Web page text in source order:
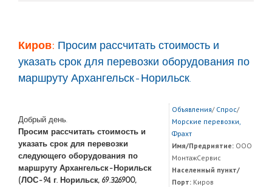
Киров: Просим рассчитать стоимость и
указать срок для перевозки оборудования по
маршруту Архангельск-Норильск.
Добрый день.
Просим рассчитать стоимость и
указать срок для перевозки
следующего оборудования по
маршруту Архангельск-Норильск
(ЛОС-94 г. Норильск, 69.326900,
Объявления/ Спрос/
Морские перевозки,
Фрахт
Имя/Предриятие:ООО
МонтажСервис
Населенный пункт/
Порт:Киров